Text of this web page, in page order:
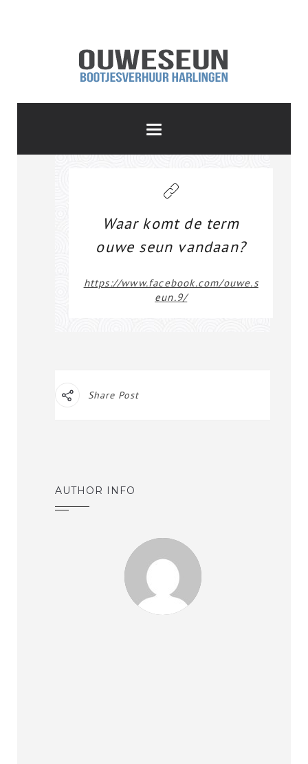
Waar komt de term
ouwe seun vandaan?
https://www.facebook.com/ouwe.s
eun.9/
Share Post
AUTHOR INFO